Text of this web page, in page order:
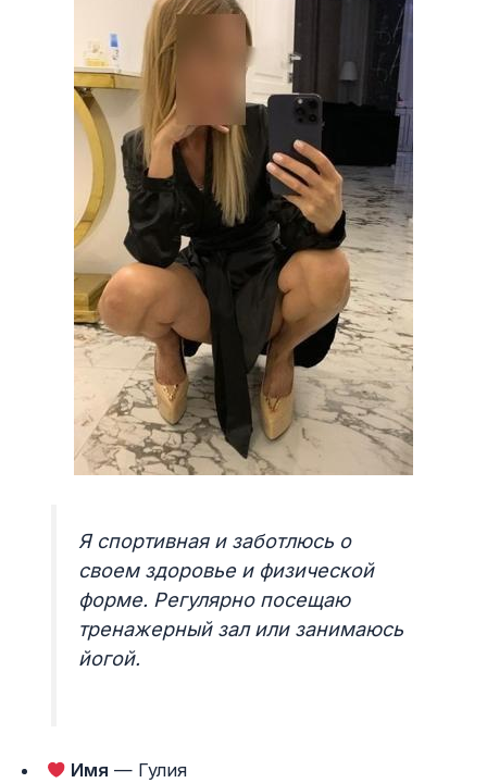
Я спортивная и заботлюсь о
своем здоровье и физической
форме. Регулярно посещаю
тренажерный зал или занимаюсь
йогой.
Имя — Гулия